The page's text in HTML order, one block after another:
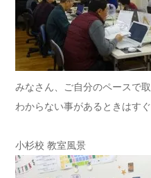
みなさん、ご自分のペースで
わからない事があるときはす
小杉校 教室風景